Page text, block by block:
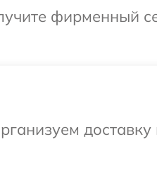
фирменный
доставку